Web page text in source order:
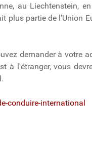
au Liechtenstein, en
plus partie de l’Union
demander à votre
à l'étranger, vous
conduire-international